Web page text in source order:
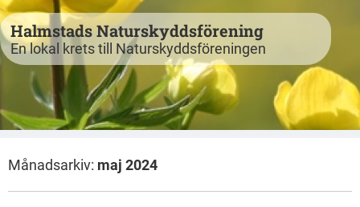
Verksamhet
Björkelund
Om oss
Havsnätverk
Halmstads Naturskyddsförening
En lokal krets till Naturskyddsföreningen
Månadsarkiv: maj 2024